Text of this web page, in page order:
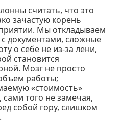
считать, что это
зачастую корень
Мы откладываем
документами, сложные
о себе не из-за лени,
становится
Мозг не просто
работы;
«стоимость»
того не замечая,
собой гору, слишком